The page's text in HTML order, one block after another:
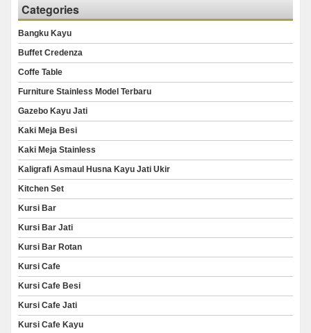
Categories
Bangku Kayu
Buffet Credenza
Coffe Table
Furniture Stainless Model Terbaru
Gazebo Kayu Jati
Kaki Meja Besi
Kaki Meja Stainless
Kaligrafi Asmaul Husna Kayu Jati Ukir
Kitchen Set
Kursi Bar
Kursi Bar Jati
Kursi Bar Rotan
Kursi Cafe
Kursi Cafe Besi
Kursi Cafe Jati
Kursi Cafe Kayu